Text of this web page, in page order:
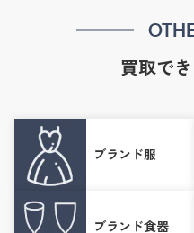
買取で
ブランド服
ブランド食器